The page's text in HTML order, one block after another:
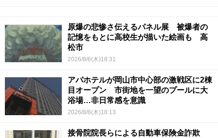
原爆の悲惨さ伝えるパネル展 被爆者の
記憶をもとに高校生が描いた絵画も 高
松市
2026/8/6(木)18:31
アパホテルが岡山市中心部の激戦区に2棟
目オープン 市街地を一望のプールに大
浴場…非日常感を意識
2026/8/6(木)18:13
接骨院院長らによる自動車保険金詐欺